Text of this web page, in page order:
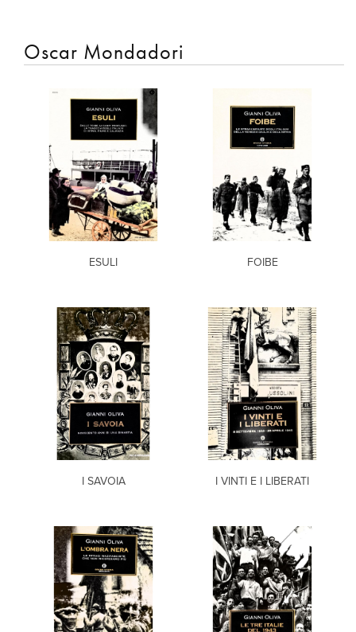
Oscar Mondadori
ESULI FOIBE
I SAVOIA I VINTI E I LIBERATI